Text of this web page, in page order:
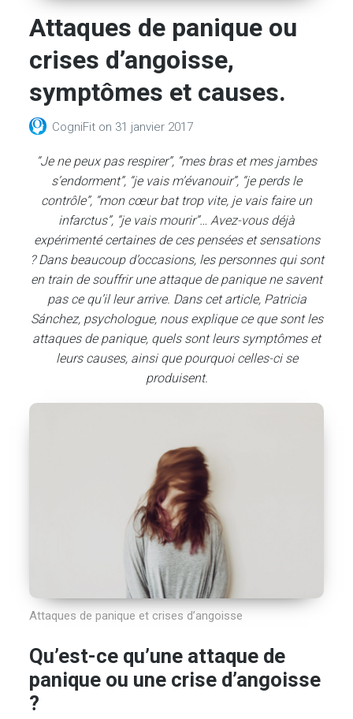
Attaques de panique ou
crises d’angoisse,
symptômes et causes.
CogniFit on 31 janvier 2017
“Je ne peux pas respirer”, “mes bras et mes jambes
s’endorment”, “je vais m’évanouir”, “je perds le
contrôle”, “mon cœur bat trop vite, je vais faire un
infarctus”, “je vais mourir”… Avez-vous déjà
expérimenté certaines de ces pensées et sensations
? Dans beaucoup d’occasions, les personnes qui sont
en train de souffrir une attaque de panique ne savent
pas ce qu’il leur arrive. Dans cet article, Patricia
Sánchez, psychologue, nous explique ce que sont les
attaques de panique, quels sont leurs symptômes et
leurs causes, ainsi que pourquoi celles-ci se
produisent.
Attaques de panique et crises d’angoisse
Qu’est-ce qu’une attaque de
panique ou une crise d’angoisse
?